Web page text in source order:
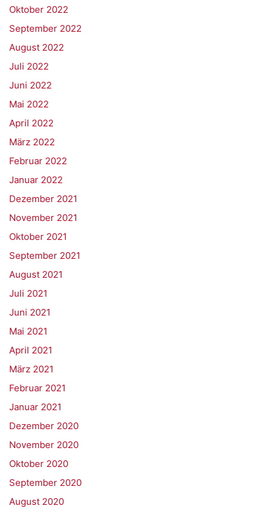
Oktober 2022
September 2022
August 2022
Juli 2022
Juni 2022
Mai 2022
April 2022
März 2022
Februar 2022
Januar 2022
Dezember 2021
November 2021
Oktober 2021
September 2021
August 2021
Juli 2021
Juni 2021
Mai 2021
April 2021
März 2021
Februar 2021
Januar 2021
Dezember 2020
November 2020
Oktober 2020
September 2020
August 2020